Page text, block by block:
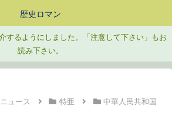
歴史ロマン
するようにしました。「注意して下さい」もお
読み下さい。
ュース 特亜
中華人民共和国